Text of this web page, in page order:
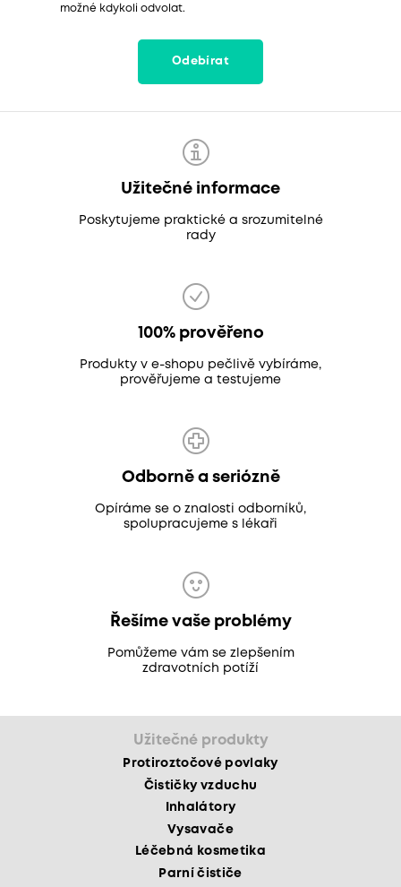
možné kdykoli odvolat.
Odebírat
Užitečné informace
Poskytujeme praktické a srozumitelné
rady
100% prověřeno
Produkty v e-shopu pečlivě vybíráme,
prověřujeme a testujeme
Odborně a seriózně
Opíráme se o znalosti odborníků,
spolupracujeme s lékaři
Řešíme vaše problémy
Pomůžeme vám se zlepšením
zdravotních potíží
Užitečné produkty
Protiroztočové povlaky
Čističky vzduchu
Inhalátory
Vysavače
Léčebná kosmetika
Parní čističe